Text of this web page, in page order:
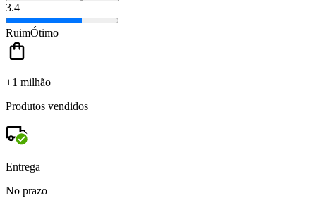
3.4
RuimÓtimo
+1 milhão
Produtos vendidos
Entrega
No prazo